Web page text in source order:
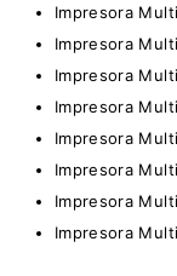
Impresora
Impresora
Impresora
Impresora
Impresora
Impresora
Impresora
Impresora